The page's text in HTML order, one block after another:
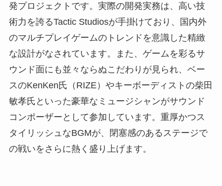
発プロジェクトです。実際の開発実務は、高い技
術力を誇るTactic Studiosが手掛けており、国内外
のマルチプレイゲームのトレンドを意識した精緻
な設計がなされています。また、ゲームを彩るサ
ウンド面にも並々ならぬこだわりが見られ、ベー
スのKenKen氏（RIZE）やキーボーディストの柴田
敏孝氏といった豪華なミュージシャンがサウンド
コンポーザーとして参加しています。重厚かつス
タイリッシュなBGMが、閉塞感のあるステージで
の戦いをさらに熱く盛り上げます。